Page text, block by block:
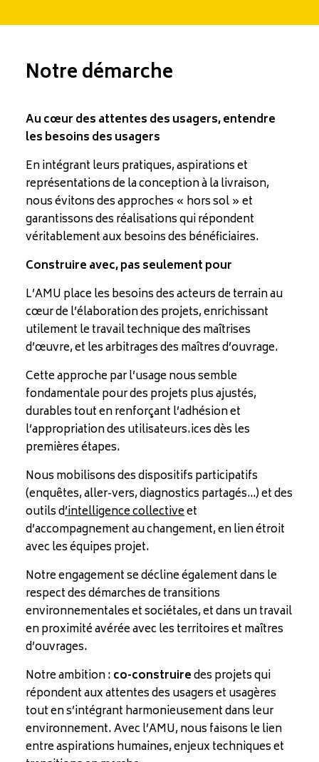
Notre démarche
Au cœur des attentes des usagers, entendre
les besoins des usagers
En intégrant leurs pratiques, aspirations et
représentations de la conception à la livraison,
nous évitons des approches « hors sol » et
garantissons des réalisations qui répondent
véritablement aux besoins des bénéficiaires.
Construire avec, pas seulement pour
L’AMU place les besoins des acteurs de terrain au
cœur de l’élaboration des projets, enrichissant
utilement le travail technique des maîtrises
d’œuvre, et les arbitrages des maîtres d’ouvrage.
Cette approche par l’usage nous semble
fondamentale pour des projets plus ajustés,
durables tout en renforçant l’adhésion et
l’appropriation des utilisateurs.ices dès les
premières étapes.
Nous mobilisons des dispositifs participatifs
(enquêtes, aller-vers, diagnostics partagés…) et des
outils d’intelligence collectiveet
d’accompagnement au changement, en lien étroit
avec les équipes projet.
Notre engagement se décline également dans le
respect des démarches de transitions
environnementales et sociétales, et dans un travail
en proximité avérée avec les territoires et maîtres
d’ouvrages.
Notre ambition :co-construiredes projets qui
répondent aux attentes des usagers et usagères
tout en s’intégrant harmonieusement dans leur
environnement. Avec l’AMU, nous faisons le lien
entre aspirations humaines, enjeux techniques et